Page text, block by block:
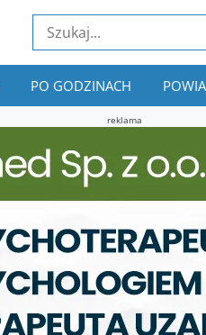
PO GODZINACH
reklama